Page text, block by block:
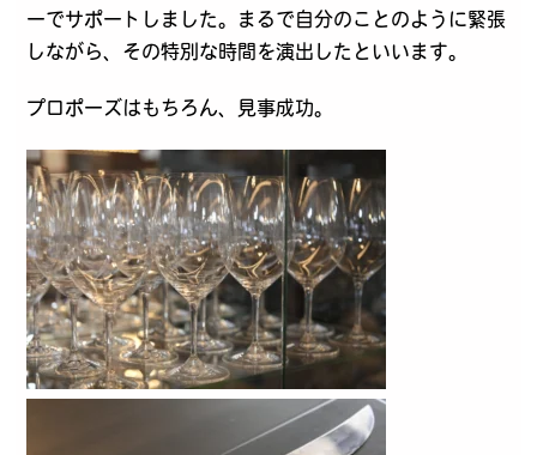
ーでサポートしました。まるで自分のことのように緊張
しながら、その特別な時間を演出したといいます。
プロポーズはもちろん、見事成功。